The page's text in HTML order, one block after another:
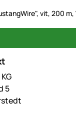
vit, 200 m,
5